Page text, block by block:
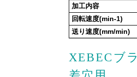
加工内容
回転速度(min-1)
送り速度(mm/min)
XEBECブ